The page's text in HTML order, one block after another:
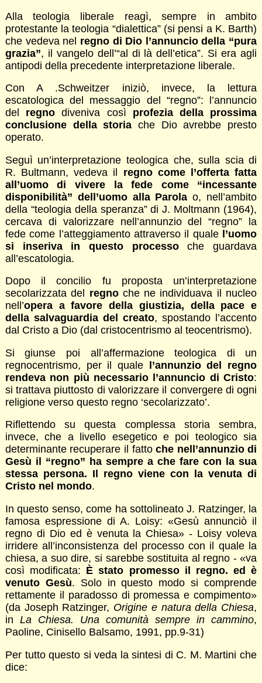
Alla teologia liberale reagì, sempre in ambito
protestante la teologia “dialettica” (si pensi a K. Barth)
che vedeva nel regno di Dio l’annuncio della “pura
grazia”, il vangelo dell’“al di là dell’etica”. Si era agli
antipodi della precedente interpretazione liberale.
Con A .Schweitzer iniziò, invece, la lettura
escatologica del messaggio del “regno”: l’annuncio
del regno diveniva così profezia della prossima
conclusione della storia che Dio avrebbe presto
operato.
Seguì un’interpretazione teologica che, sulla scia di
R. Bultmann, vedeva il regno come l’offerta fatta
all’uomo di vivere la fede come “incessante
disponibilità” dell’uomo alla Parola o, nell’ambito
della “teologia della speranza” di J. Moltmann (1964),
cercava di valorizzare nell’annunzio del “regno” la
fede come l’atteggiamento attraverso il quale l’uomo
si inseriva in questo processoche guardava
all’escatologia.
Dopo il concilio fu proposta un’interpretazione
secolarizzata del regnoche ne individuava il nucleo
nell’opera a favore della giustizia, della pace e
della salvaguardia del creato, spostando l’accento
dal Cristo a Dio (dal cristocentrismo al teocentrismo).
Si giunse poi all’affermazione teologica di un
regnocentrismo, per il quale l’annunzio del regno
rendeva non più necessario l’annuncio di Cristo:
si trattava piuttosto di valorizzare il convergere di ogni
religione verso questo regno ‘secolarizzato’.
Riflettendo su questa complessa storia sembra,
invece, che a livello esegetico e poi teologico sia
determinante recuperare il fattoche nell’annunzio di
Gesù il “regno” ha sempre a che fare con la sua
stessa persona. Il regno viene con la venuta di
Cristo nel mondo.
In questo senso, come ha sottolineato J. Ratzinger, la
famosa espressione di A. Loisy: «Gesù annunciò il
regno di Dio ed è venuta la Chiesa» - Loisy voleva
irridere all’inconsistenza del processo con il quale la
chiesa, a suo dire, si sarebbe sostituita al regno - «va
così modificata: È stato promesso il regno. ed è
venuto Gesù. Solo in questo modo si comprende
rettamente il paradosso di promessa e compimento»
(da Joseph Ratzinger, Origine e natura della Chiesa,
in La Chiesa. Una comunità sempre in cammino,
Paoline, Cinisello Balsamo, 1991, pp.9-31)
Per tutto questo si veda la sintesi di C. M. Martini che
dice: